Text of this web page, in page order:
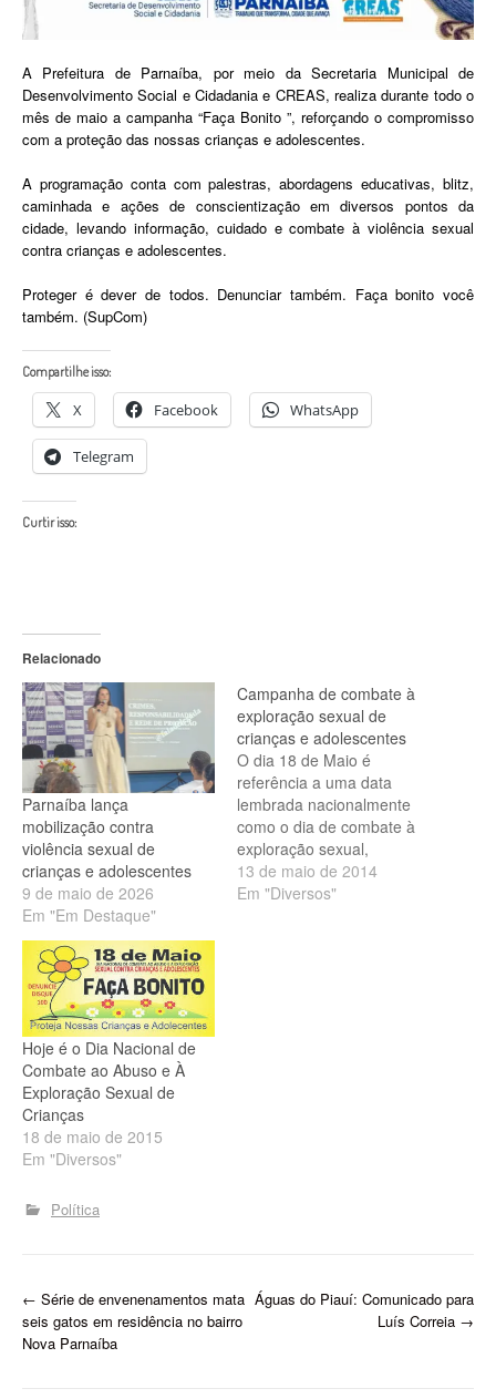
A Prefeitura de Parnaíba, por meio da Secretaria Municipal de
Desenvolvimento Social e Cidadania e CREAS, realiza durante todo o
mês de maio a campanha “Faça Bonito ”, reforçando o compromisso
com a proteção das nossas crianças e adolescentes.
A programação conta com palestras, abordagens educativas, blitz,
caminhada e ações de conscientização em diversos pontos da
cidade, levando informação, cuidado e combate à violência sexual
contra crianças e adolescentes.
Proteger é dever de todos. Denunciar também. Faça bonito você
também. (SupCom)
Compartilhe isso:
X Facebook WhatsApp
Telegram
Curtir isso:
Relacionado
Parnaíba lança
mobilização contra
violência sexual de
crianças e adolescentes
9 de maio de 2026
Em "Em Destaque"
Campanha de combate à
exploração sexual de
crianças e adolescentes
O dia 18 de Maio é
referência a uma data
lembrada nacionalmente
como o dia de combate à
exploração sexual,
instituído por lei. Esta ação
é um conjunto de
13 de maio de 2014
Em "Diversos"
Hoje é o Dia Nacional de
Combate ao Abuso e À
Exploração Sexual de
Crianças
18 de maio de 2015
Em "Diversos"
Política
P
o
← Série de envenenamentos mata
seis gatos em residência no bairro
Nova Parnaíba
Águas do Piauí: Comunicado para
Luís Correia →